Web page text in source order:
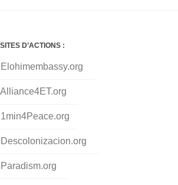
D’ACTIONS :
Elohimembassy.org
Alliance4ET.org
1min4Peace.org
Descolonizacion.org
Paradism.org